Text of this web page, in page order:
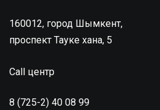
160012, город Шымкент,
проспект Тауке хана, 5
Call центр
8 (725-2) 40 08 99